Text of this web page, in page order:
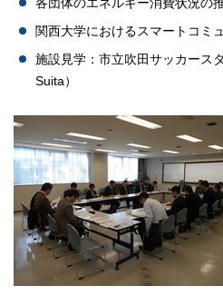
各団体のエネルギー消費状況の
関西大学におけるスマートコミ
施設見学：市立吹田サッカース
Suita）